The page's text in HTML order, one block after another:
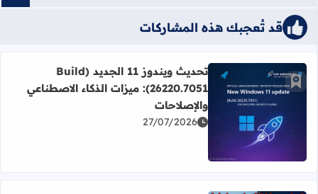
قد تُعجبك هذه المشاركات
أضف إلى العلامات المرجعية
اقرأ المزيد عن تحديث ويندوز 11 الجديد (Build 26220.7051): ميزات الذكاء الاصطناعي والإصلاحات
تحديث ويندوز 11 الجديد (Build
26220.7051): ميزات الذكاء الاصطناعي
والإصلاحات
27/07/2026